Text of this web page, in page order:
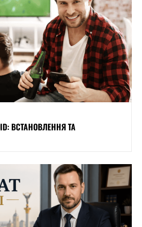
ВСТАНОВЛЕННЯ ТА